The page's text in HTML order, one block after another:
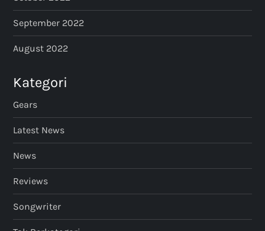
September 2022
August 2022
Kategori
Gears
Latest News
News
Reviews
Songwriter